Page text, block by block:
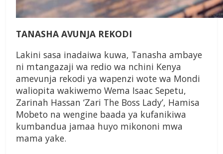
TANASHA AVUNJA REKODI
Lakini sasa inadaiwa kuwa, Tanasha ambaye
ni mtangazaji wa redio wa nchini Kenya
amevunja rekodi ya wapenzi wote wa Mondi
waliopita wakiwemo Wema Isaac Sepetu,
Zarinah Hassan ‘Zari The Boss Lady’, Hamisa
Mobeto na wengine baada ya kufanikiwa
kumbandua jamaa huyo mikononi mwa
mama yake.